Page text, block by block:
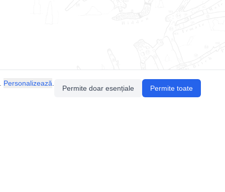
Personalizează
Permite doar esențiale Permite toate